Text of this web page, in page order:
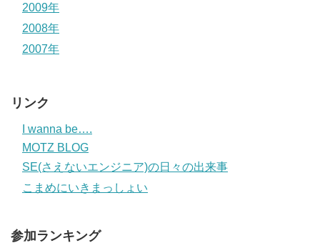
2009年
2008年
2007年
リンク
I wanna be….
MOTZ BLOG
SE(さえないエンジニア)の日々の出来事
こまめにいきまっしょい
参加ランキング